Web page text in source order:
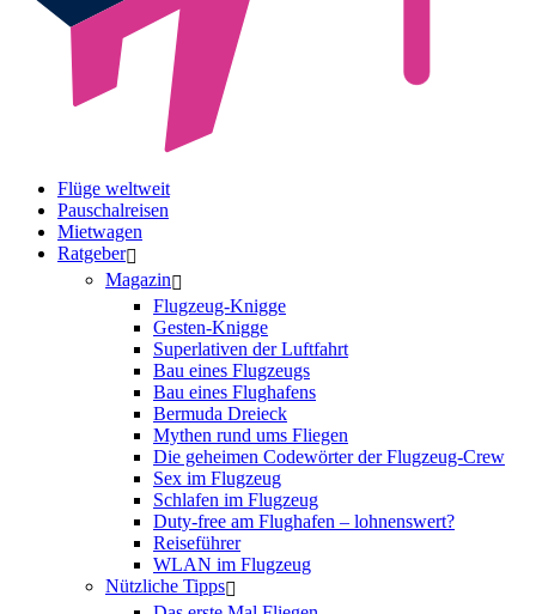
Flüge weltweit
Pauschalreisen
Mietwagen
Ratgeber
Magazin
Flugzeug-Knigge
Gesten-Knigge
Superlativen der Luftfahrt
Bau eines Flugzeugs
Bau eines Flughafens
Bermuda Dreieck
Mythen rund ums Fliegen
Die geheimen Codewörter der Flugzeug-Crew
Sex im Flugzeug
Schlafen im Flugzeug
Duty-free am Flughafen – lohnenswert?
Reiseführer
WLAN im Flugzeug
Nützliche Tipps